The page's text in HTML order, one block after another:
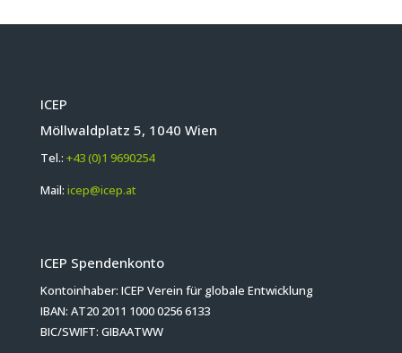
ICEP
Möllwaldplatz 5, 1040 Wien
Tel.: +43 (0)1 9690254
Mail: icep@icep.at
ICEP Spendenkonto
Kontoinhaber: ICEP Verein für globale Entwicklung
IBAN: AT20 2011 1000 0256 6133
BIC/SWIFT: GIBAATWW